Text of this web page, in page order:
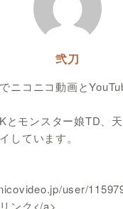
弐刀
ニコニコ動画と
とモンスター娘TD、
しています。
user/
ンク</a>